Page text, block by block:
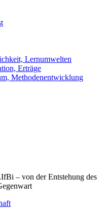
Lernumwelten
Erträge
Methodenentwicklung
– von der Entstehung des